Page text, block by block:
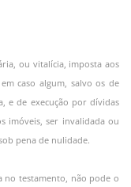
ou vitalícia, imposta aos
caso algum, salvo os de
e de execução por dívidas
imóveis, ser invalidada ou
pena de nulidade.
no testamento, não pode o